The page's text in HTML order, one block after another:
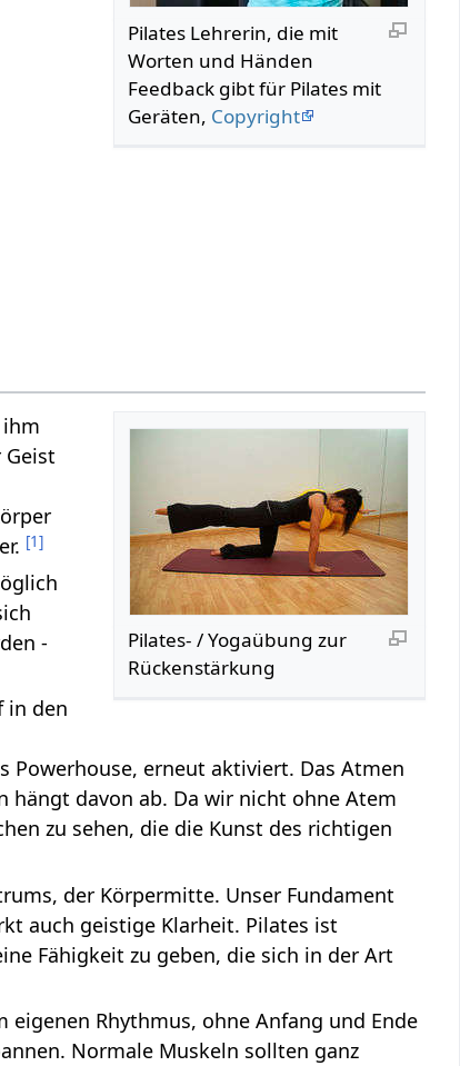
Pilates Lehrerin, die mit
Worten und Händen
Feedback gibt für Pilates mit
Geräten, Copyright
Pilates- / Yogaübung zur
Rückenstärkung
[1]
-
in den
Powerhouse, erneut aktiviert. Das Atmen
hängt davon ab. Da wir nicht ohne Atem
zu sehen, die die Kunst des richtigen
der Körpermitte. Unser Fundament
auch geistige Klarheit. Pilates ist
Fähigkeit zu geben, die sich in der Art
Rhythmus, ohne Anfang und Ende
Normale Muskeln sollten ganz